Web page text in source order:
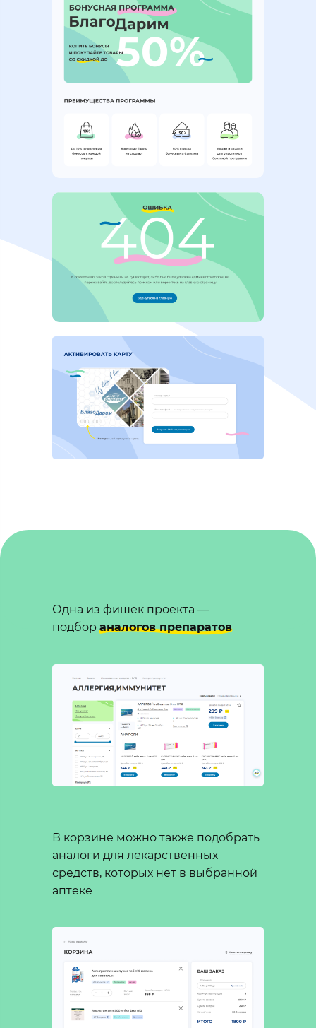
В корзине можно также подобрать
аналоги для лекарственных
средств, которых нет в выбранной
аптеке
Одна из фишек проекта —
подбораналогов препаратов